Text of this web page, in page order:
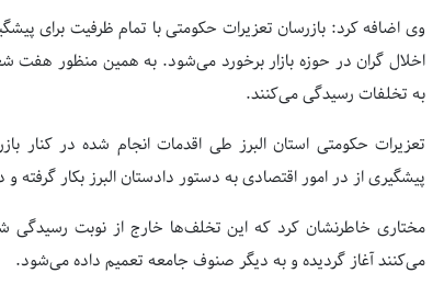
وی اضافه کرد: بازرسان تعزیرات حکومتی با تمام ظرفیت برای
اخلال گران در حوزه بازار برخورد می‌شود. به همین منظور هفت
به تخلفات رسیدگی می‌کنند.
پیشگیری از در امور اقتصادی به دستور دادستان البرز بکار گرفته
مختاری خاطرنشان کرد که این تخلف‌ها خارج از نوبت رسیدگی
می‌کنند آغاز گردیده و به دیگر صنوف جامعه تعمیم داده می‌شود.